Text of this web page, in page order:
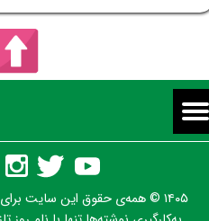
۱۴۰۵ © همه‌ی حقوق این سایت